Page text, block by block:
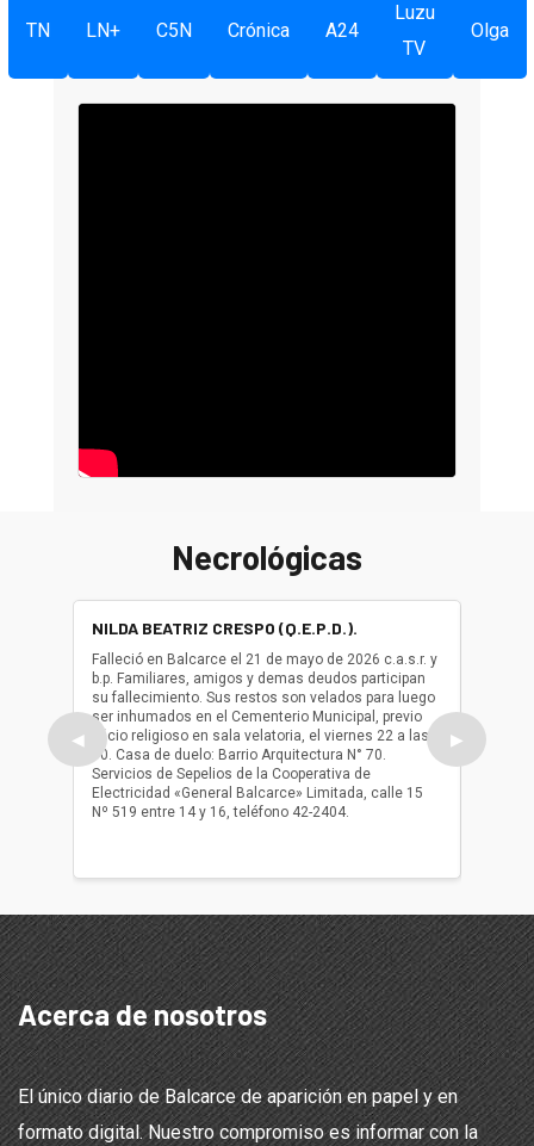
TN LN+ C5N Crónica A24
Luzu
TV
Olga
Necrológicas
◀
NILDA BEATRIZ CRESPO (Q.E.P.D.).
Falleció en Balcarce el 21 de mayo de 2026 c.a.s.r. y
b.p. Familiares, amigos y demas deudos participan
su fallecimiento. Sus restos son velados para luego
ser inhumados en el Cementerio Municipal, previo
oficio religioso en sala velatoria, el viernes 22 a las
10. Casa de duelo: Barrio Arquitectura N° 70.
Servicios de Sepelios de la Cooperativa de
Electricidad «General Balcarce» Limitada, calle 15
Nº 519 entre 14 y 16, teléfono 42-2404.
ser
oficio
▶
Acerca de nosotros
El único diario de Balcarce de aparición en papel y en
formato digital. Nuestro compromiso es informar con la